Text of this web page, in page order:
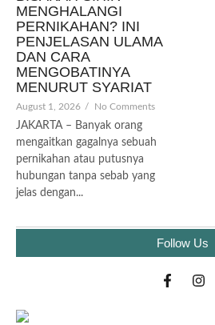
MENGHALANGI
PERNIKAHAN? INI
PENJELASAN ULAMA
DAN CARA
MENGOBATINYA
MENURUT SYARIAT
August 1, 2026 / No Comments
JAKARTA – Banyak orang
mengaitkan gagalnya sebuah
pernikahan atau putusnya
hubungan tanpa sebab yang
jelas dengan...
Follow Us